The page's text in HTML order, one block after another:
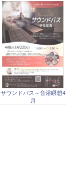
サウンドバス～音浴瞑想4
月